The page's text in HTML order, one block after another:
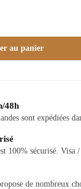
au panier
48h
sont expédiées
100% sécurisé. Visa
de nombreux